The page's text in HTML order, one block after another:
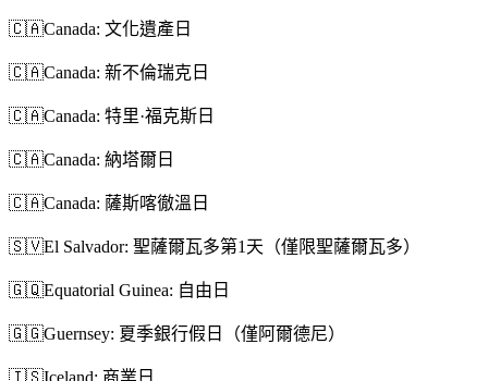
🇨🇦Canada: 文化遺產日
🇨🇦Canada: 新不倫瑞克日
🇨🇦Canada: 特里·福克斯日
🇨🇦Canada: 納塔爾日
🇨🇦Canada: 薩斯喀徹溫日
🇸🇻El Salvador: 聖薩爾瓦多第1天（僅限聖薩爾瓦多）
🇬🇶Equatorial Guinea: 自由日
🇬🇬Guernsey: 夏季銀行假日（僅阿爾德尼）